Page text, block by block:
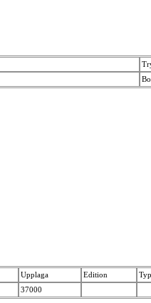
Upplaga Edition
37000